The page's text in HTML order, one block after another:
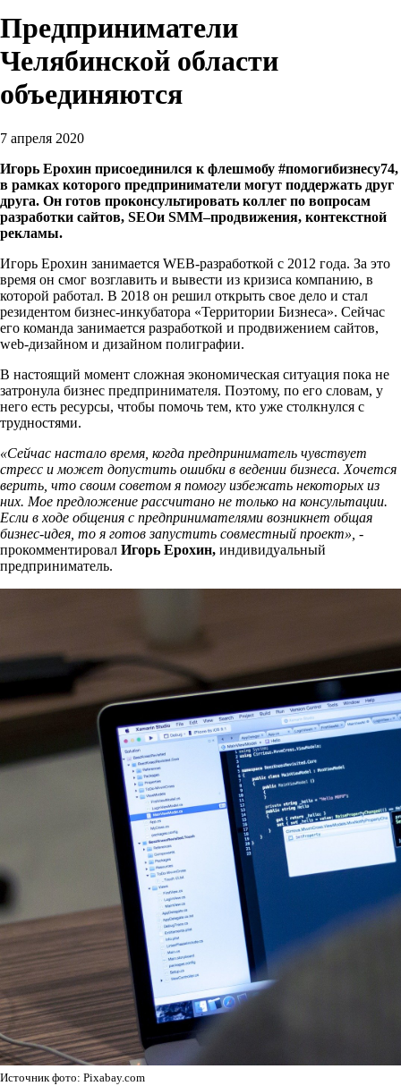
Предприниматели
Челябинской области
объединяются
7 апреля 2020
Игорь Ерохин присоединился к флешмобу #помогибизнесу74,
в рамках которого предприниматели могут поддержать друг
друга. Он готов проконсультировать коллег по вопросам
разработки сайтов, SEOи SMM–продвижения, контекстной
рекламы.
Игорь Ерохин занимается WEB-разработкой с 2012 года. За это
время он смог возглавить и вывести из кризиса компанию, в
которой работал. В 2018 он решил открыть свое дело и стал
резидентом бизнес-инкубатора «Территории Бизнеса». Сейчас
его команда занимается разработкой и продвижением сайтов,
web-дизайном и дизайном полиграфии.
В настоящий момент сложная экономическая ситуация пока не
затронула бизнес предпринимателя. Поэтому, по его словам, у
него есть ресурсы, чтобы помочь тем, кто уже столкнулся с
трудностями.
«Сейчас настало время, когда предприниматель чувствует
стресс и может допустить ошибки в ведении бизнеса. Хочется
верить, что своим советом я помогу избежать некоторых из
них. Мое предложение рассчитано не только на консультации.
Если в ходе общения с предпринимателями возникнет общая
бизнес-идея, то я готов запустить совместный проект», -
прокомментировал Игорь Ерохин, индивидуальный
предприниматель.
Источник фото: Pixabay.com